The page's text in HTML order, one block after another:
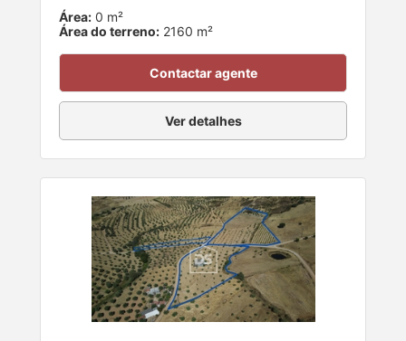
Área: 0 m²
Área do terreno: 2160 m²
Contactar agente
Ver detalhes